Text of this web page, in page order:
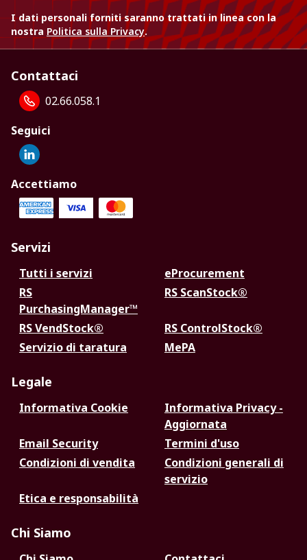
I dati personali forniti saranno trattati in linea con la
nostra Politica sulla Privacy.
Contattaci
02.66.058.1
Seguici
Accettiamo
Servizi
Tutti i servizi
eProcurement
RS
PurchasingManager™
RS ScanStock®
RS VendStock®
RS ControlStock®
Servizio di taratura
MePA
Legale
Informativa Cookie
Informativa Privacy -
Aggiornata
Email Security
Termini d'uso
Condizioni di vendita
Condizioni generali di
servizio
Etica e responsabilità
Chi Siamo